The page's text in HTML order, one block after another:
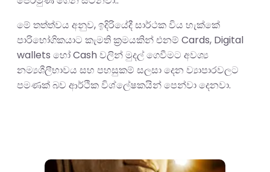
මේ තත්ත්වය අනුව, ඉදිරියේදී සාර්ථක විය හැක්කේ
පාරිභෝගිකයාට කැමති ක්‍රමයකින් එනම් Cards, Digital
wallets හෝ Cash වලින් මුදල් ගෙවීමට අවශ්‍ය
නම්‍යශීලීභාවය සහ පහසුකම් සලසා දෙන ව්‍යාපාරවලට
පමණක් බව ආර්ථික විශ්ලේෂකයින් පෙන්වා දෙනවා.